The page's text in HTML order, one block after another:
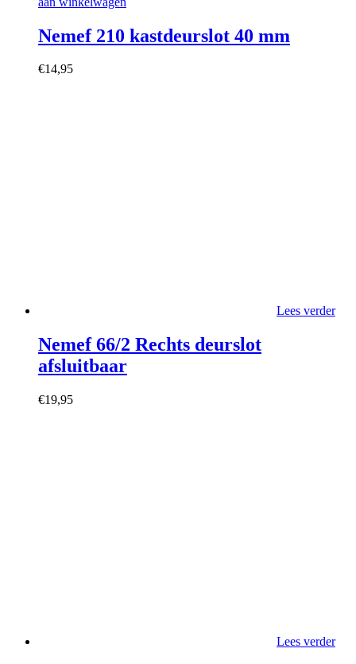
Nemef 210 kastdeurslot 40 mm
€14,95
Lees verder
Nemef 66/2 Rechts deurslot
afsluitbaar
€19,95
Lees verder